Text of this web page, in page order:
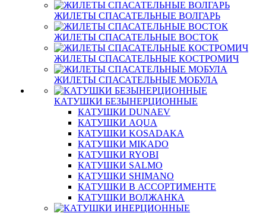
ЖИЛЕТЫ СПАСАТЕЛЬНЫЕ ВОЛГАРЬ
ЖИЛЕТЫ СПАСАТЕЛЬНЫЕ ВОСТОК
ЖИЛЕТЫ СПАСАТЕЛЬНЫЕ КОСТРОМИЧ
ЖИЛЕТЫ СПАСАТЕЛЬНЫЕ МОБУЛА
КАТУШКИ БЕЗЫНЕРЦИОННЫЕ
КАТУШКИ DUNAEV
КАТУШКИ AQUA
КАТУШКИ KOSADAKA
КАТУШКИ MIKADO
КАТУШКИ RYOBI
КАТУШКИ SALMO
КАТУШКИ SHIMANO
КАТУШКИ В АССОРТИМЕНТЕ
КАТУШКИ ВОЛЖАНКА